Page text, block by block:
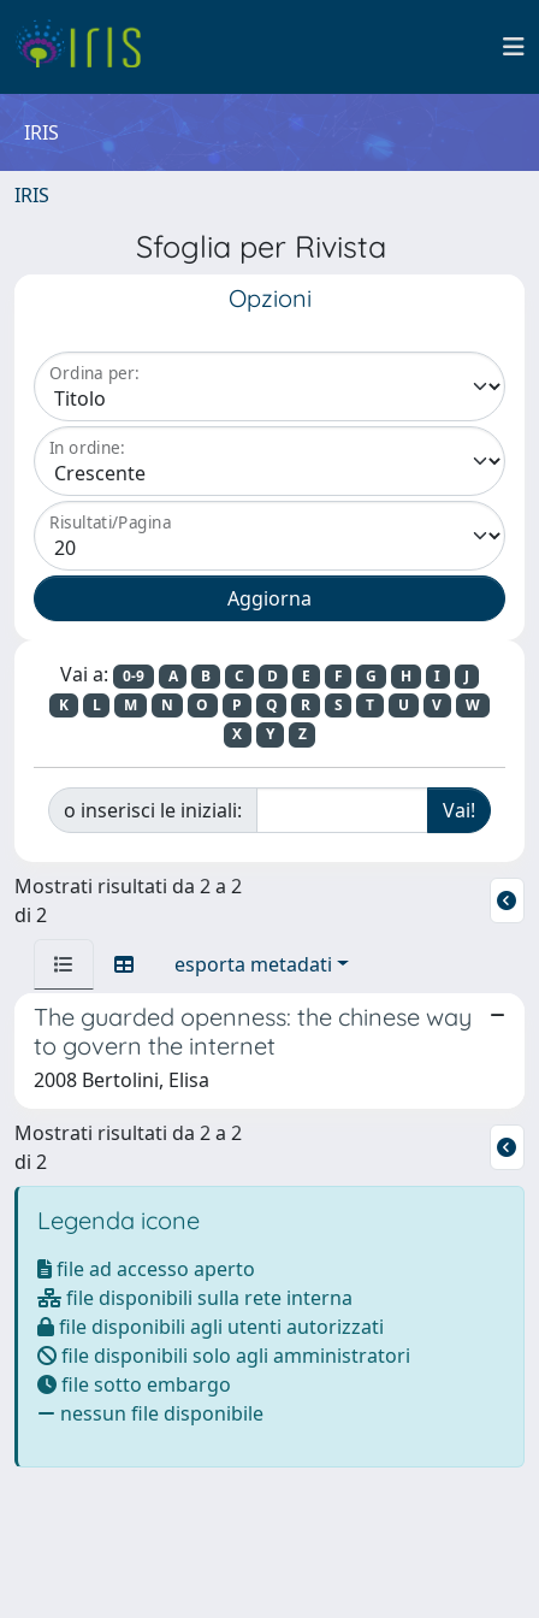
IRIS
IRIS
Sfoglia per Rivista
Opzioni
Ordina per:
In ordine:
Risultati/Pagina
Vai a: 0-9 A B C D E F G H I
J
K
L M N O P Q R S T U V
W
X
Y Z
o inserisci le iniziali:
Mostrati risultati da 2 a 2
di 2
esporta metadati
The guarded openness: the chinese way
to govern the internet
2008 Bertolini, Elisa
Mostrati risultati da 2 a 2
di 2
Legenda icone
file ad accesso aperto
file disponibili sulla rete interna
file disponibili agli utenti autorizzati
file disponibili solo agli amministratori
file sotto embargo
nessun file disponibile